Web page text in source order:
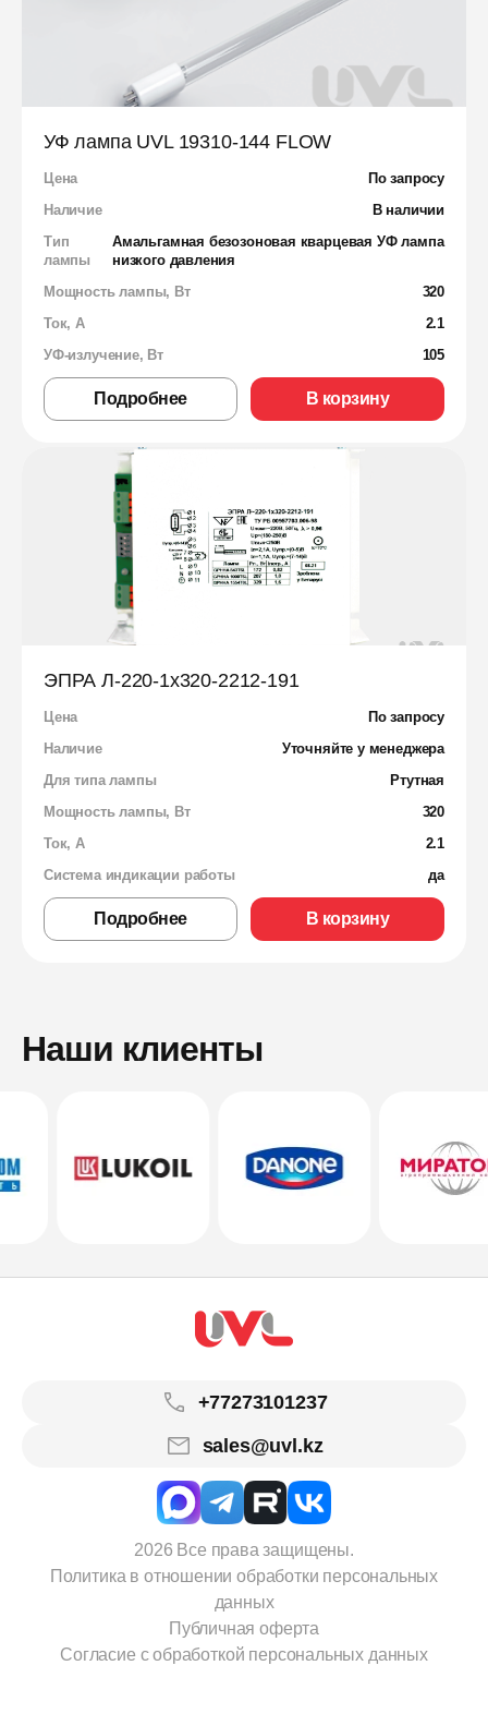
УФ лампа UVL 19310-144 FLOW
Цена
По запросу
Наличие
В наличии
Тип
лампы
Амальгамная безозоновая кварцевая УФ лампа
низкого давления
Мощность лампы, Вт
320
Ток, А
2.1
УФ-излучение, Вт
105
Подробнее В корзину
ЭПРА Л-220-1х320-2212-191
Цена
По запросу
Наличие
Уточняйте у менеджера
Для типа лампы
Ртутная
Мощность лампы, Вт
320
Ток, А
2.1
Система индикации работы
да
Подробнее В корзину
Наши клиенты
+77273101237
sales@uvl.kz
2026 Все права защищены.
Политика в отношении обработки персональных
данных
Публичная оферта
Согласие с обработкой персональных данных